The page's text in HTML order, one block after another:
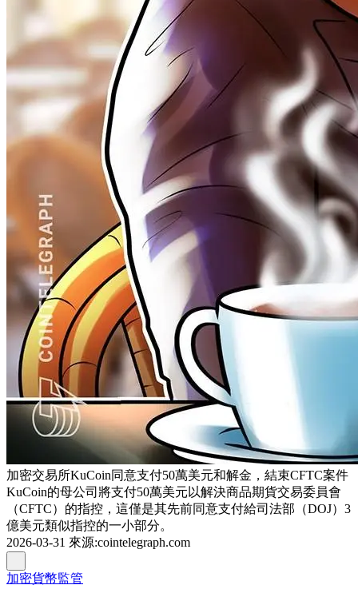
加密交易所KuCoin同意支付50萬美元和解金，結束CFTC案件
KuCoin的母公司將支付50萬美元以解決商品期貨交易委員會
（CFTC）的指控，這僅是其先前同意支付給司法部（DOJ）3
億美元類似指控的一小部分。
2026-03-31 來源:cointelegraph.com
加密貨幣監管